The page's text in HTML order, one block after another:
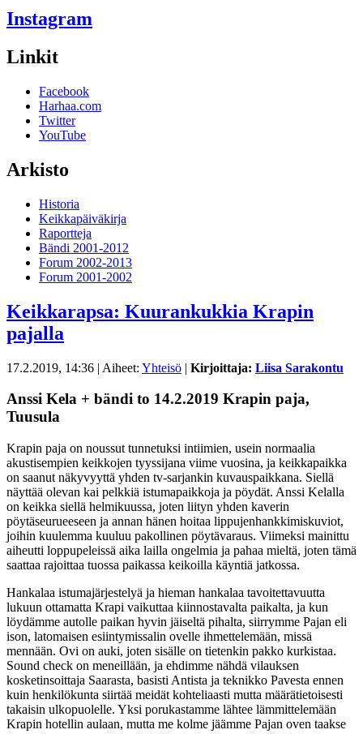
Instagram
Linkit
Facebook
Harhaa.com
Twitter
YouTube
Arkisto
Historia
Keikkapäiväkirja
Raportteja
Bändi 2001-2012
Forum 2002-2013
Forum 2001-2002
Keikkarapsa: Kuurankukkia Krapin
pajalla
17.2.2019, 14:36 | Aiheet: Yhteisö | Kirjoittaja: Liisa Sarakontu
Anssi Kela + bändi to 14.2.2019 Krapin paja,
Tuusula
Krapin paja on noussut tunnetuksi intiimien, usein normaalia
akustisempien keikkojen tyyssijana viime vuosina, ja keikkapaikka
on saanut näkyvyyttä yhden tv-sarjankin kuvauspaikkana. Siellä
näyttää olevan kai pelkkiä istumapaikkoja ja pöydät. Anssi Kelalla
on keikka siellä helmikuussa, joten liityn yhden kaverin
pöytäseurueeseen ja annan hänen hoitaa lippujenhankkimiskuviot,
joihin kuulemma kuuluu pakollinen pöytävaraus. Viimeksi mainittu
aiheutti loppupeleissä aika lailla ongelmia ja pahaa mieltä, joten tämä
saattaa rajoittaa tuossa paikassa keikoilla käyntiä jatkossa.
Hankalaa istumajärjestelyä ja hieman hankalaa tavoitettavuutta
lukuun ottamatta Krapi vaikuttaa kiinnostavalta paikalta, ja kun
löydämme autolle paikan hyvin jäiseltä pihalta, siirrymme Pajan eli
ison, latomaisen esiintymissalin ovelle ihmettelemään, missä
mennään. Ovi on auki, joten sisälle on tietenkin pakko kurkistaa.
Sound check on meneillään, ja ehdimme nähdä vilauksen
kosketinsoittaja Saarasta, basisti Antista ja teknikko Pavesta ennen
kuin henkilökunta siirtää meidät kohteliaasti mutta määrätietoisesti
takaisin ulkopuolelle. Yksi porukastamme lähtee lämmittelemään
Krapin hotellin aulaan, mutta me kolme jäämme Pajan oven taakse